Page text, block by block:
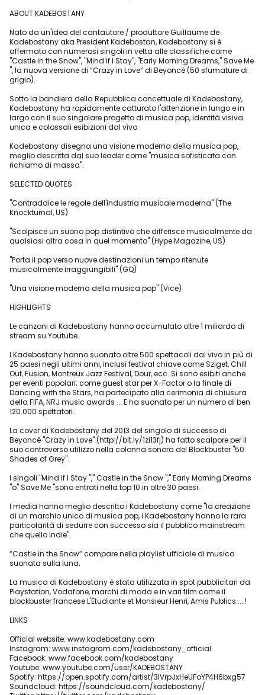
ABOUT KADEBOSTANY
Nato da un'idea del cantautore / produttore Guillaume de
Kadebostany aka President Kadebostan, Kadebostany si è
affermato con numerosi singoli in vetta alle classifiche come
"Castle in the Snow", "Mind if I Stay", "Early Morning Dreams," Save Me
", la nuova versione di “Crazy in Love” di Beyoncé (50 sfumature di
grigio).
Sotto la bandiera della Repubblica concettuale di Kadebostany,
Kadebostany ha rapidamente catturato l'attenzione in lungo e in
largo con il suo singolare progetto di musica pop, identità visiva
unica e colossali esibizioni dal vivo.
Kadebostany disegna una visione moderna della musica pop,
meglio descritta dal suo leader come "musica sofisticata con
richiamo di massa".
SELECTED QUOTES
"Contraddice le regole dell'industria musicale moderna" (The
Knockturnal, US)
"Scolpisce un suono pop distintivo che differisce musicalmente da
qualsiasi altra cosa in quel momento" (Hype Magazine, US)
"Porta il pop verso nuove destinazioni un tempo ritenute
musicalmente irraggiungibili" (GQ)
"Una visione moderna della musica pop" (Vice)
HIGHLIGHTS
Le canzoni di Kadebostany hanno accumulato oltre 1 miliardo di
stream su Youtube.
I Kadebostany hanno suonato oltre 500 spettacoli dal vivo in più di
25 paesi negli ultimi anni, inclusi festival chiave come Sziget, Chill
Out, Fusion, Montreux Jazz Festival, Dour, ecc. Si sono esibiti anche
per eventi popolari; come guest star per X-Factor o la finale di
Dancing with the Stars, ha partecipato alla cerimonia di chiusura
della FIFA, NRJ music awards ... E ha suonato per un numero di ben
120.000 spettatori.
La cover di Kadebostany del 2013 del singolo di successo di
Beyoncé "Crazy in Love" (http://bit.ly/1zi13fj) ha fatto scalpore per il
suo controverso utilizzo nella colonna sonora del Blockbuster "50
Shades of Grey".
I singoli "Mind if I Stay "," Castle in the Snow "," Early Morning Dreams
"o" Save Me "sono entrati nella top 10 in oltre 30 paesi.
I media hanno meglio descritto i Kadebostany come "la creazione
di un marchio unico di musica pop, i Kadebostany hanno la rara
particolarità di sedurre con successo sia il pubblico mainstream
che quello indie".
“Castle in the Snow” compare nella playlist ufficiale di musica
suonata sulla luna.
La musica di Kadebostany è stata utilizzata in spot pubblicitari da
Playstation, Vodafone, marchi di moda e in vari film come il
blockbuster francese L'Etudiante et Monsieur Henri, Amis Publics ... !
LINKS
Official website: www.kadebostany.com
Instagram: www.instagram.com/kadebostany_official
Facebook: www.facebook.com/kadebostany
Youtube: www.youtube.com/user/KADEBOSTANY
Spotify: https://open.spotify.com/artist/3IVrpJxHeUFoYP4H6bxg57
Soundcloud: https://soundcloud.com/kadebostany/